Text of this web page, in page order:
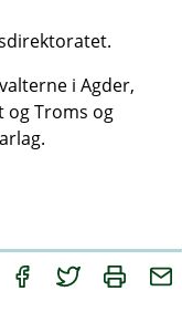
i Agder,
og Troms og